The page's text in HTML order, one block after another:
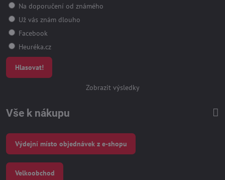
Na doporučení od známého
Už vás znám dlouho
Facebook
Heuréka.cz
Hlasovat!
Zobrazit výsledky
Vše k nákupu
Výdejní místo objednávek z e-shopu
Velkoobchod